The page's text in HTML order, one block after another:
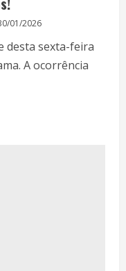
01/2026
desta sexta-feira
A ocorrência